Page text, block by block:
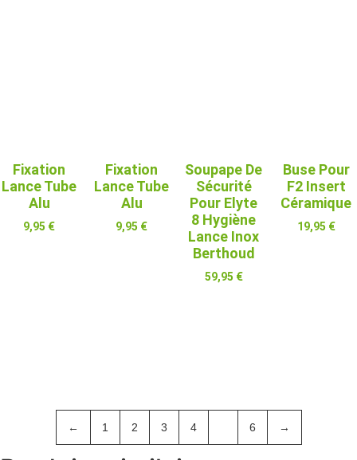
Fixation
Lance Tube
Alu
9,95 €
Fixation
Lance Tube
Alu
9,95 €
Soupape De
Sécurité
Pour Elyte
8 Hygiène
Lance Inox
Berthoud
59,95 €
Buse Pour
F2 Insert
Céramique
19,95 €
← 1 2 3 4 6 →